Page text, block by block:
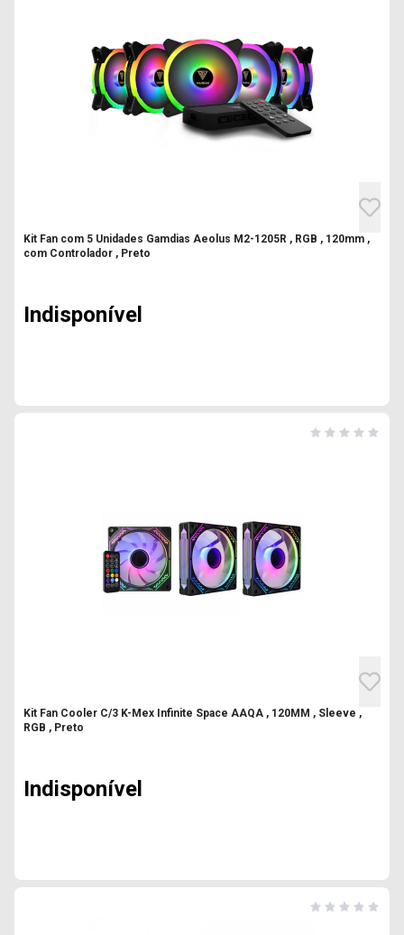
Kit Fan com 5 Unidades Gamdias Aeolus M2-1205R , RGB , 120mm ,
com Controlador , Preto
Indisponível
Kit Fan Cooler C/3 K-Mex Infinite Space AAQA , 120MM , Sleeve ,
RGB , Preto
Indisponível